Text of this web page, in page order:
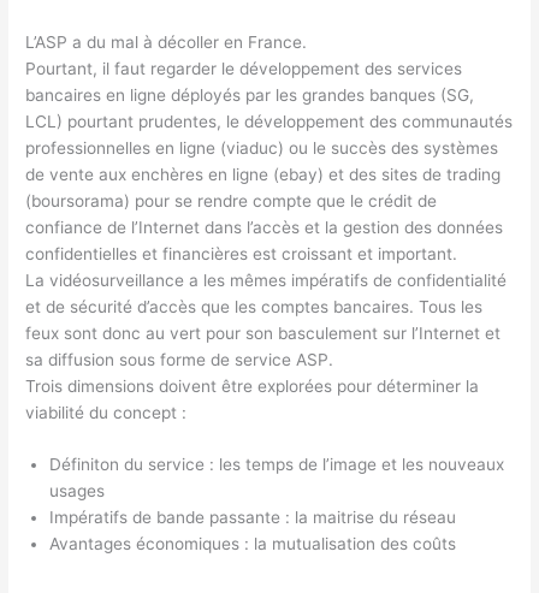
L’ASP a du mal à décoller en France.
Pourtant, il faut regarder le développement des services
bancaires en ligne déployés par les grandes banques (SG,
LCL) pourtant prudentes, le développement des communautés
professionnelles en ligne (viaduc) ou le succès des systèmes
de vente aux enchères en ligne (ebay) et des sites de trading
(boursorama) pour se rendre compte que le crédit de
confiance de l’Internet dans l’accès et la gestion des données
confidentielles et financières est croissant et important.
La vidéosurveillance a les mêmes impératifs de confidentialité
et de sécurité d’accès que les comptes bancaires. Tous les
feux sont donc au vert pour son basculement sur l’Internet et
sa diffusion sous forme de service ASP.
Trois dimensions doivent être explorées pour déterminer la
viabilité du concept :
Définiton du service : les temps de l’image et les nouveaux
usages
Impératifs de bande passante : la maitrise du réseau
Avantages économiques : la mutualisation des coûts